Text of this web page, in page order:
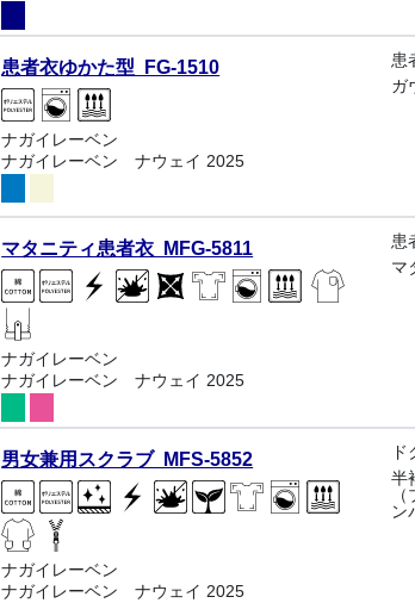
患者衣ゆかた型 FG-1510
ナガイレーベン
ナガイレーベン ナウェイ 2025
患
ガ
マタニティ患者衣 MFG-5811
ナガイレーベン
ナガイレーベン ナウェイ 2025
患
マ
男女兼用スクラブ MFS-5852
ナガイレーベン
ナガイレーベン ナウェイ 2025
半
ン